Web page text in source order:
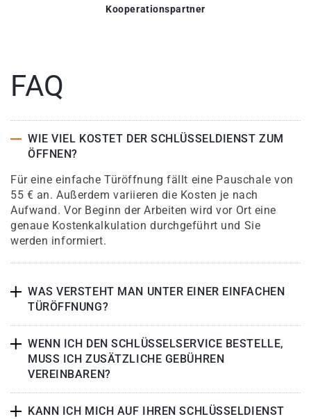
Kooperationspartner
FAQ
WIE VIEL KOSTET DER SCHLÜSSELDIENST ZUM
ÖFFNEN?
Für eine einfache Türöffnung fällt eine Pauschale von
55 € an. Außerdem variieren die Kosten je nach
Aufwand. Vor Beginn der Arbeiten wird vor Ort eine
genaue Kostenkalkulation durchgeführt und Sie
werden informiert.
WAS VERSTEHT MAN UNTER EINER EINFACHEN
TÜRÖFFNUNG?
WENN ICH DEN SCHLÜSSELSERVICE BESTELLE,
MUSS ICH ZUSÄTZLICHE GEBÜHREN
VEREINBAREN?
KANN ICH MICH AUF IHREN SCHLÜSSELDIENST